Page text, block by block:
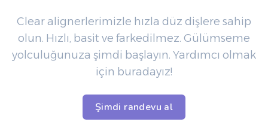
Clear alignerlerimizle hızla düz dişlere sahip
olun. Hızlı, basit ve farkedilmez. Gülümseme
yolculuğunuza şimdi başlayın. Yardımcı olmak
için buradayız!
Şimdi randevu al